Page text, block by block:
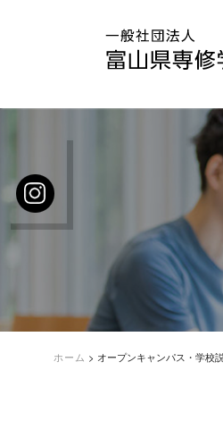
ホーム > オープンキャンパス・学校